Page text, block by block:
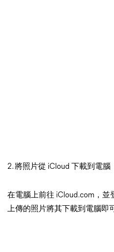
2. 將照片從 iCloud 下載到電腦
在電腦上前往 iCloud.com，並
上傳的照片將其下載到電腦即